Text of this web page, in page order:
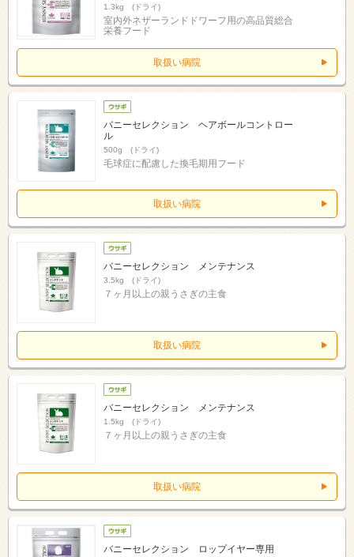
1.3kg (ドライ)
室内外ネザーランドドワーフ用の高品質総合
栄養フード
取扱い病院
バニーセレクション ヘアボールコントロー
ル
500g (ドライ)
毛球症に配慮した換毛期用フード
取扱い病院
バニーセレクション メンテナンス
3.5kg (ドライ)
７ヶ月以上の親うさぎの主食
取扱い病院
バニーセレクション メンテナンス
1.5kg (ドライ)
７ヶ月以上の親うさぎの主食
取扱い病院
バニーセレクション ロップイヤー専用